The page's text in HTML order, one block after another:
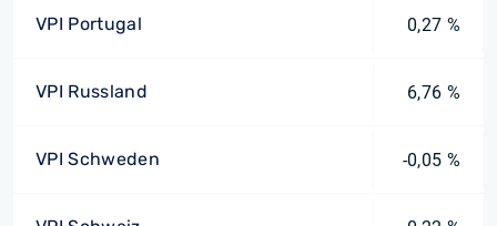
VPI Portugal 0,27 %
VPI Russland 6,76 %
VPI Schweden -0,05 %